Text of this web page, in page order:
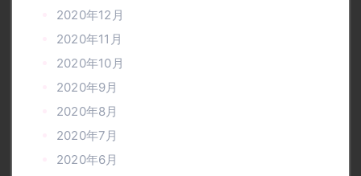
2020年12月
2020年11月
2020年10月
2020年9月
2020年8月
2020年7月
2020年6月